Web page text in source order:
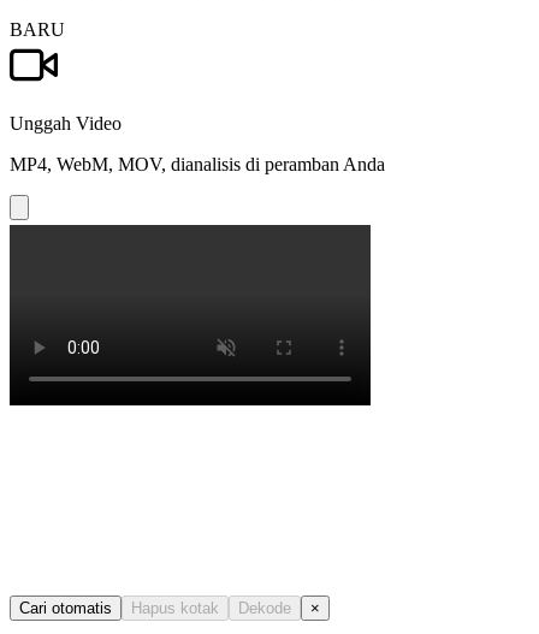
BARU
Unggah Video
MP4, WebM, MOV, dianalisis di peramban Anda
Cari otomatis Hapus kotak Dekode ×